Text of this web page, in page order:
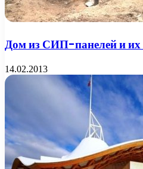
Дом из СИП-панелей и их
14.02.2013